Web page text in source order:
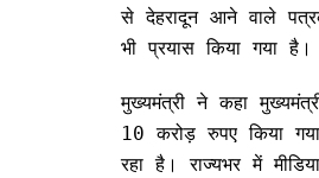
से देहरादून आने वाले
भी प्रयास किया गया है।
मुख्यमंत्री ने कहा
10 करोड़ रुपए किया
रहा है। राज्यभर में